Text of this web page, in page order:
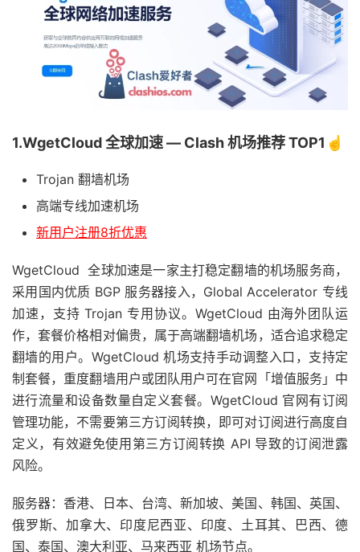
1.WgetCloud 全球加速 — Clash 机场推荐 TOP1☝️
Trojan 翻墙机场
高端专线加速机场
新用户注册8折优惠
WgetCloud 全球加速是一家主打稳定翻墙的机场服务商，
采用国内优质 BGP 服务器接入，Global Accelerator 专线
加速，支持 Trojan 专用协议。WgetCloud 由海外团队运
作，套餐价格相对偏贵，属于高端翻墙机场，适合追求稳定
翻墙的用户。WgetCloud 机场支持手动调整入口，支持定
制套餐，重度翻墙用户或团队用户可在官网「增值服务」中
进行流量和设备数量自定义套餐。WgetCloud 官网有订阅
管理功能，不需要第三方订阅转换，即可对订阅进行高度自
定义，有效避免使用第三方订阅转换 API 导致的订阅泄露
风险。
服务器：香港、日本、台湾、新加坡、美国、韩国、英国、
俄罗斯、加拿大、印度尼西亚、印度、土耳其、巴西、德
国、泰国、澳大利亚、马来西亚 机场节点。